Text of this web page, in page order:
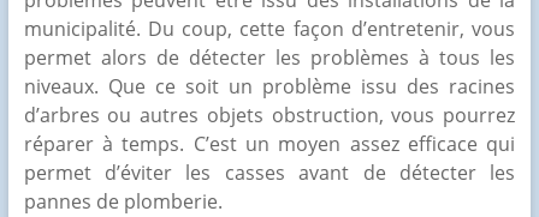
municipalité. Du coup, cette façon d’entretenir, vous
permet alors de détecter les problèmes à tous les
niveaux. Que ce soit un problème issu des racines
d’arbres ou autres objets obstruction, vous pourrez
réparer à temps. C’est un moyen assez efficace qui
permet d’éviter les casses avant de détecter les
pannes de plomberie.